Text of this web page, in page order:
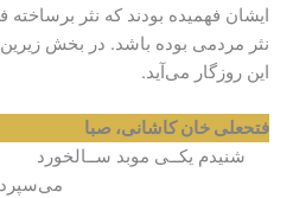
ایشان فهمیده بودند که نثر برساخته
نثر مردمی بوده باشد. در بخش زیرین
این روزگار می‌آید.
فتحعلی خان کاشانی، صبا
شنیدم یکــی موبد